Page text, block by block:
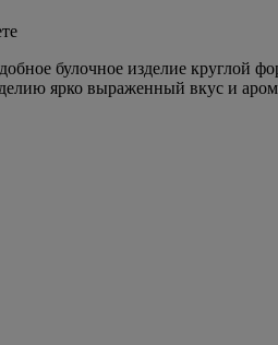
булочное изделие круглой
ярко выраженный вкус и